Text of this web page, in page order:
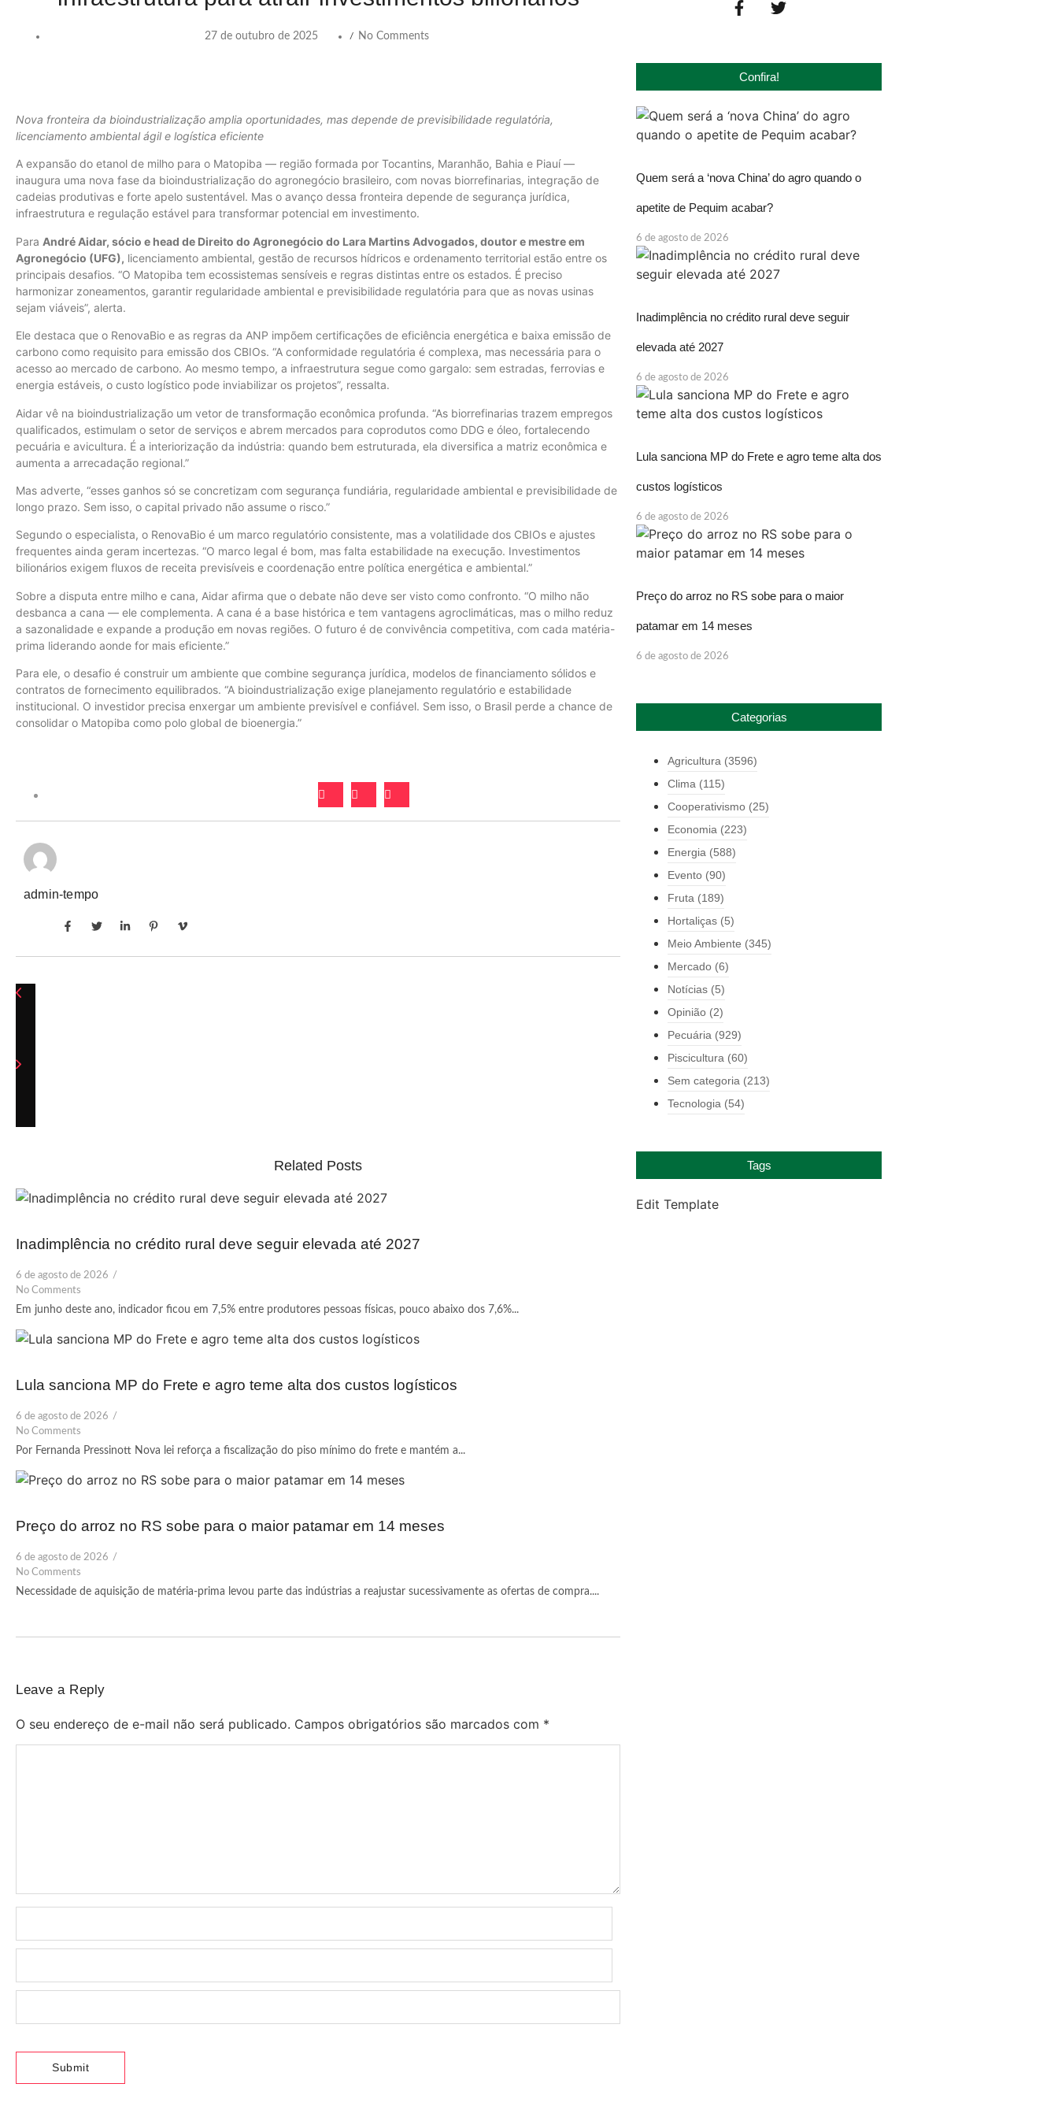
27 de outubro de 2025 / No Comments
Nova fronteira da bioindustrialização amplia oportunidades, mas depende de previsibilidade regulatória,
licenciamento ambiental ágil e logística eficiente
A expansão do etanol de milho para o Matopiba — região formada por Tocantins, Maranhão, Bahia e Piauí —
inaugura uma nova fase da bioindustrialização do agronegócio brasileiro, com novas biorrefinarias, integração de
cadeias produtivas e forte apelo sustentável. Mas o avanço dessa fronteira depende de segurança jurídica,
infraestrutura e regulação estável para transformar potencial em investimento.
Para André Aidar, sócio e head de Direito do Agronegócio do Lara Martins Advogados, doutor e mestre em
Agronegócio (UFG), licenciamento ambiental, gestão de recursos hídricos e ordenamento territorial estão entre os
principais desafios. “O Matopiba tem ecossistemas sensíveis e regras distintas entre os estados. É preciso
harmonizar zoneamentos, garantir regularidade ambiental e previsibilidade regulatória para que as novas usinas
sejam viáveis”, alerta.
Ele destaca que o RenovaBio e as regras da ANP impõem certificações de eficiência energética e baixa emissão de
carbono como requisito para emissão dos CBIOs. “A conformidade regulatória é complexa, mas necessária para o
acesso ao mercado de carbono. Ao mesmo tempo, a infraestrutura segue como gargalo: sem estradas, ferrovias e
energia estáveis, o custo logístico pode inviabilizar os projetos”, ressalta.
Aidar vê na bioindustrialização um vetor de transformação econômica profunda. “As biorrefinarias trazem empregos
qualificados, estimulam o setor de serviços e abrem mercados para coprodutos como DDG e óleo, fortalecendo
pecuária e avicultura. É a interiorização da indústria: quando bem estruturada, ela diversifica a matriz econômica e
aumenta a arrecadação regional.”
Mas adverte, “esses ganhos só se concretizam com segurança fundiária, regularidade ambiental e previsibilidade de
longo prazo. Sem isso, o capital privado não assume o risco.”
Segundo o especialista, o RenovaBio é um marco regulatório consistente, mas a volatilidade dos CBIOs e ajustes
frequentes ainda geram incertezas. “O marco legal é bom, mas falta estabilidade na execução. Investimentos
bilionários exigem fluxos de receita previsíveis e coordenação entre política energética e ambiental.”
Sobre a disputa entre milho e cana, Aidar afirma que o debate não deve ser visto como confronto. “O milho não
desbanca a cana — ele complementa. A cana é a base histórica e tem vantagens agroclimáticas, mas o milho reduz
a sazonalidade e expande a produção em novas regiões. O futuro é de convivência competitiva, com cada matéria-
prima liderando aonde for mais eficiente.”
Para ele, o desafio é construir um ambiente que combine segurança jurídica, modelos de financiamento sólidos e
contratos de fornecimento equilibrados. “A bioindustrialização exige planejamento regulatório e estabilidade
institucional. O investidor precisa enxergar um ambiente previsível e confiável. Sem isso, o Brasil perde a chance de
consolidar o Matopiba como polo global de bioenergia.”
admin-tempo
Related Posts
Inadimplência no crédito rural deve seguir elevada até 2027
6 de agosto de 2026 /
No Comments
Em junho deste ano, indicador ficou em 7,5% entre produtores pessoas físicas, pouco abaixo dos 7,6%...
Lula sanciona MP do Frete e agro teme alta dos custos logísticos
6 de agosto de 2026 /
No Comments
Por Fernanda Pressinott Nova lei reforça a fiscalização do piso mínimo do frete e mantém a...
Preço do arroz no RS sobe para o maior patamar em 14 meses
6 de agosto de 2026 /
No Comments
Necessidade de aquisição de matéria-prima levou parte das indústrias a reajustar sucessivamente as ofertas de compra....
Leave a Reply
O seu endereço de e-mail não será publicado. Campos obrigatórios são marcados com *
Confira!
Quem será a ‘nova China’ do agro quando o
apetite de Pequim acabar?
6 de agosto de 2026
Inadimplência no crédito rural deve seguir
elevada até 2027
6 de agosto de 2026
Lula sanciona MP do Frete e agro teme alta dos
custos logísticos
6 de agosto de 2026
Preço do arroz no RS sobe para o maior
patamar em 14 meses
6 de agosto de 2026
Categorias
Agricultura (3596)
Clima (115)
Cooperativismo (25)
Economia (223)
Energia (588)
Evento (90)
Fruta (189)
Hortaliças (5)
Meio Ambiente (345)
Mercado (6)
Notícias (5)
Opinião (2)
Pecuária (929)
Piscicultura (60)
Sem categoria (213)
Tecnologia (54)
Tags
Edit Template